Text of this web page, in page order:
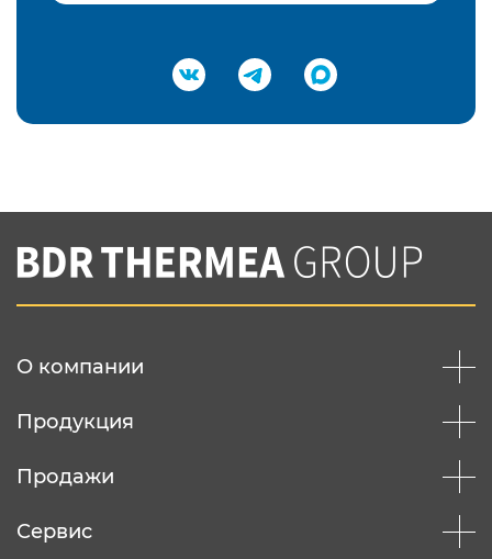
Подтвердить e-mail
Вы соглашаетесь с нашей политикой
конфеденциальности
О компании
Продукция
Продажи
Сервис